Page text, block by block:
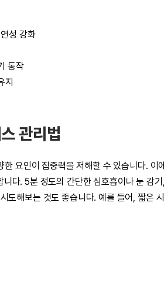
성 강화
동작
지
관리법
요인이 집중력을 저해할 수 있습니다.
다. 5분 정도의 간단한 심호흡이나 눈 감
도해보는 것도 좋습니다. 예를 들어, 짧은